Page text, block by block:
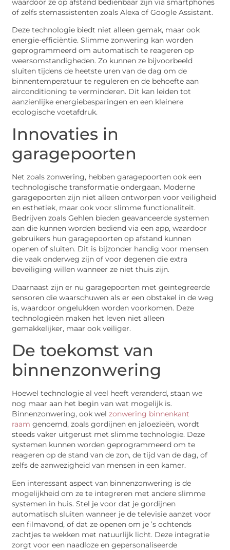
waardoor ze op afstand bedienbaar zijn via smartphones
of zelfs stemassistenten zoals Alexa of Google Assistant.
Deze technologie biedt niet alleen gemak, maar ook
energie-efficiëntie. Slimme zonwering kan worden
geprogrammeerd om automatisch te reageren op
weersomstandigheden. Zo kunnen ze bijvoorbeeld
sluiten tijdens de heetste uren van de dag om de
binnentemperatuur te reguleren en de behoefte aan
airconditioning te verminderen. Dit kan leiden tot
aanzienlijke energiebesparingen en een kleinere
ecologische voetafdruk.
Innovaties in
garagepoorten
Net zoals zonwering, hebben garagepoorten ook een
technologische transformatie ondergaan. Moderne
garagepoorten zijn niet alleen ontworpen voor veiligheid
en esthetiek, maar ook voor slimme functionaliteit.
Bedrijven zoals Gehlen bieden geavanceerde systemen
aan die kunnen worden bediend via een app, waardoor
gebruikers hun garagepoorten op afstand kunnen
openen of sluiten. Dit is bijzonder handig voor mensen
die vaak onderweg zijn of voor degenen die extra
beveiliging willen wanneer ze niet thuis zijn.
Daarnaast zijn er nu garagepoorten met geïntegreerde
sensoren die waarschuwen als er een obstakel in de weg
is, waardoor ongelukken worden voorkomen. Deze
technologieën maken het leven niet alleen
gemakkelijker, maar ook veiliger.
De toekomst van
binnenzonwering
Hoewel technologie al veel heeft veranderd, staan we
nog maar aan het begin van wat mogelijk is.
Binnenzonwering, ook welzonwering binnenkant
raam genoemd, zoals gordijnen en jaloezieën, wordt
steeds vaker uitgerust met slimme technologie. Deze
systemen kunnen worden geprogrammeerd om te
reageren op de stand van de zon, de tijd van de dag, of
zelfs de aanwezigheid van mensen in een kamer.
Een interessant aspect van binnenzonwering is de
mogelijkheid om ze te integreren met andere slimme
systemen in huis. Stel je voor dat je gordijnen
automatisch sluiten wanneer je de televisie aanzet voor
een filmavond, of dat ze openen om je ’s ochtends
zachtjes te wekken met natuurlijk licht. Deze integratie
zorgt voor een naadloze en gepersonaliseerde